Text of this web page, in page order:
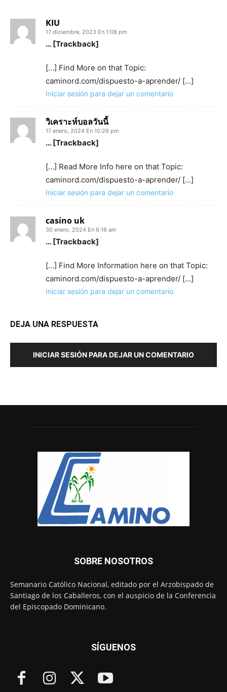
KIU
17 diciembre, 2023 En 1:08 pm
… [Trackback]
[…] Find More on that Topic:
caminord.com/dispuesto-a-aprender/ […]
Iniciar sesión para dejar un comentario
วิเคราะห์บอลวันนี้
17 enero, 2024 En 10:26 pm
… [Trackback]
[…] Read More Info here on that Topic:
caminord.com/dispuesto-a-aprender/ […]
Iniciar sesión para dejar un comentario
casino uk
30 enero, 2024 En 6:16 am
… [Trackback]
[…] Find More Information here on that Topic:
caminord.com/dispuesto-a-aprender/ […]
Iniciar sesión para dejar un comentario
DEJA UNA RESPUESTA
INICIAR SESIÓN PARA DEJAR UN COMENTARIO
SOBRE NOSOTROS
Semanario Católico Nacional, editado por el Arzobispado de
Santiago de los Caballeros, con el auspicio de la Conferencia
del Episcopado Dominicano.
SÍGUENOS